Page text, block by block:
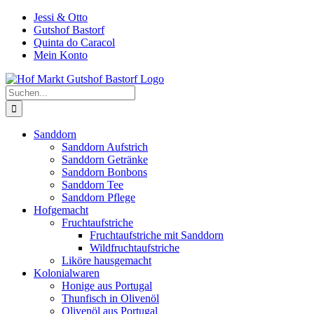
Zum
Inhalt
springen
Jessi & Otto
Gutshof Bastorf
Quinta do Caracol
Mein Konto
Suche
nach:
Sanddorn
Sanddorn Aufstrich
Sanddorn Getränke
Sanddorn Bonbons
Sanddorn Tee
Sanddorn Pflege
Hofgemacht
Fruchtaufstriche
Fruchtaufstriche mit Sanddorn
Wildfruchtaufstriche
Liköre hausgemacht
Kolonialwaren
Honige aus Portugal
Thunfisch in Olivenöl
Olivenöl aus Portugal